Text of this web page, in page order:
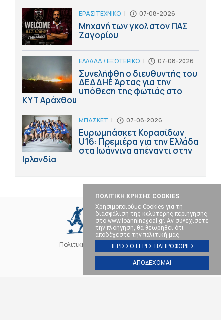
ΠΟΛΙΤΙΚΗ ΧΡΗΣΗΣ COOKIES
Χρησιμοποιούμε Cookies για τη
διασφάλιση της καλύτερης περιήγησης
στο www.ioanninagoal.gr. Αν συνεχίσετε
την πλοήγηση, θα θεωρηθεί ότι
αποδέχεστε την πολιτική μας.
ΠΕΡΙΣΣΟΤΕΡΕΣ ΠΛΗΡΟΦΟΡΙΕΣ
ΑΠΟΔΕΧΟΜΑΙ
ΕΡΑΣΙΤΕΧΝΙΚΟ | 07-08-2026
Μηχανή των γκολ στον ΠΑΣ
Ζαγορίου
ΕΛΛΑΔΑ / ΕΞΩΤΕΡΙΚΟ | 07-08-2026
Συνελήφθη ο διευθυντής του
ΔΕΔΔΗΕ Άρτας για την
υπόθεση της φωτιάς στο
ΚΥΤ Αράχθου
ΜΠΑΣΚΕΤ | 07-08-2026
Ευρωμπάσκετ Κορασίδων
U16: Πρεμιέρα για την Ελλάδα
στα Ιωάννινα απέναντι στην
Ιρλανδία
Πολιτική Cookies Επικοινωνία
SOCIAL MEDIA